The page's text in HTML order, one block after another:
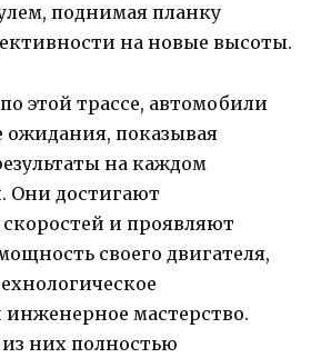
поднимая планку
на новые высоты.
этой трассе, автомобили
ожидания, показывая
на каждом
Они достигают
и проявляют
своего двигателя,
мастерство.
них полностью